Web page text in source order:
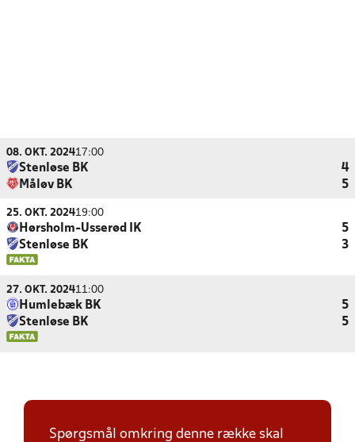
08. OKT. 202417:00
Stenløse BK
4
Måløv BK
5
25. OKT. 202419:00
Hørsholm-Usserød IK
5
Stenløse BK
3
27. OKT. 202411:00
Humlebæk BK
5
Stenløse BK
5
Spørgsmål omkring denne række skal